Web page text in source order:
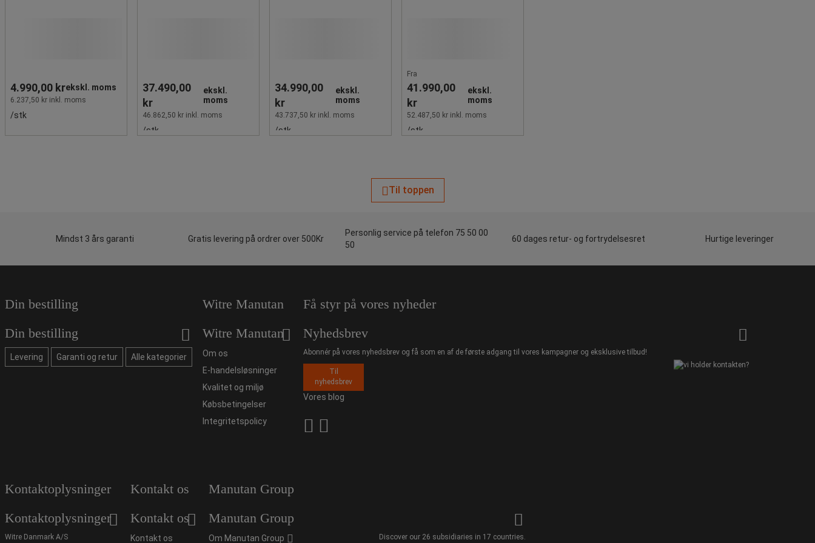
4.990,00 krekskl. moms
6.237,50 kr inkl. moms
/stk
37.490,00
kr
ekskl.
moms
46.862,50 kr inkl. moms
/stk
34.990,00
kr
ekskl.
moms
43.737,50 kr inkl. moms
/stk
Fra
41.990,00
kr
ekskl.
moms
52.487,50 kr inkl. moms
/stk
Til toppen
Mindst 3 års garanti Gratis levering på ordrer over 500Kr
Personlig service på telefon 75 50 00
50
60 dages retur- og fortrydelsesret Hurtige leveringer
Din bestilling
Din bestilling
Levering Garanti og retur Alle kategorier
Witre Manutan
Witre Manutan
Om os
E-handelsløsninger
Kvalitet og miljø
Købsbetingelser
Integritetspolicy
Få styr på vores nyheder
Nyhedsbrev
Abonnér på vores nyhedsbrev og få som en af de første adgang til vores kampagner og eksklusive tilbud!
Til
nyhedsbrev
Vores blog
Kontaktoplysninger
Kontaktoplysninger
Witre Danmark A/S
Kontakt os
Kontakt os
Kontakt os
Manutan Group
Manutan Group
Om Manutan Group Discover our 26 subsidiaries in 17 countries.